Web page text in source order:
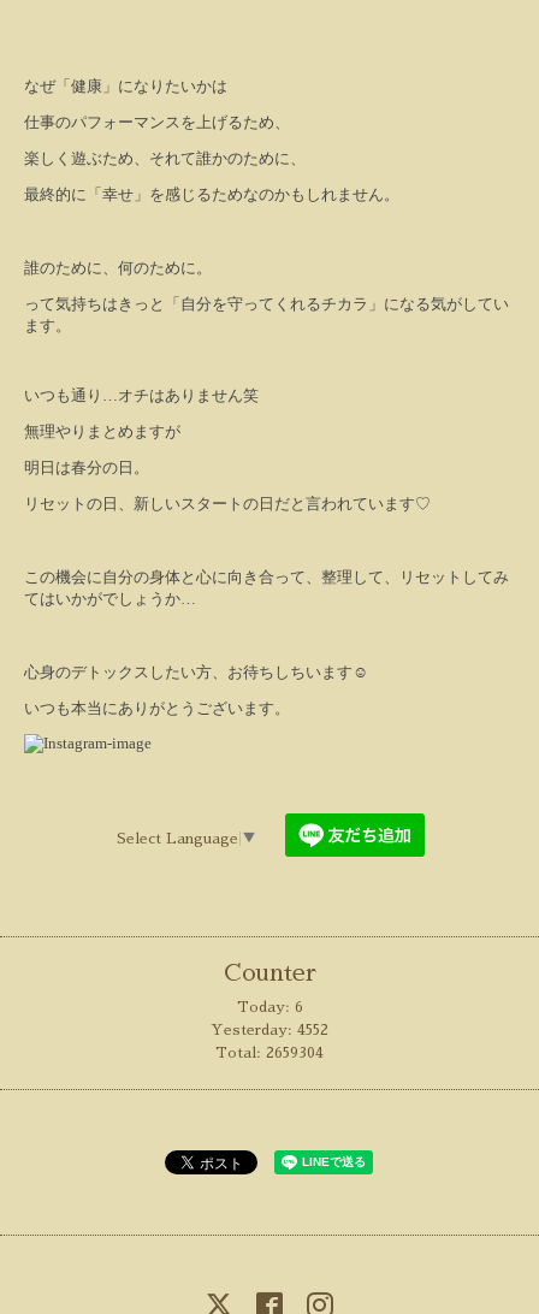
なぜ「健康」になりたいかは
仕事のパフォーマンスを上げるため、
楽しく遊ぶため、それて誰かのために、
最終的に「幸せ」を感じるためなのかもしれません。
誰のために、何のために。
って気持ちはきっと「自分を守ってくれるチカラ」になる気がしてい
ます。
いつも通り
オチはありません笑
無理やりまとめますが
明日は春分の日。
リセットの日、新しいスタートの日だと言われています♡
この機会に自分の身体と心に向き合って、整理して、リセットしてみ
てはいかがでしょうか…
心身のデトックスしたい方、お待ちしちいます ☺️
いつも本当にありがとうございます。
Select Language ▼
Counter
Today: 6
Yesterday: 4552
Total: 2659304